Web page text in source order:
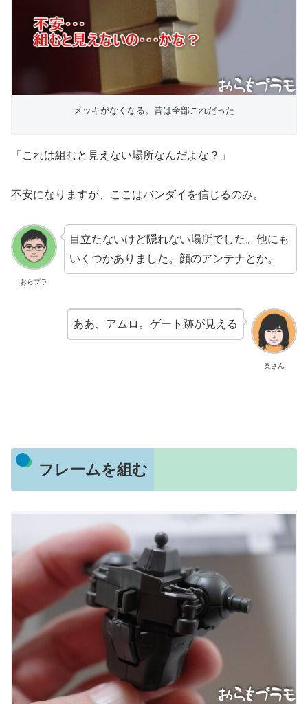
メッキがなくなる。昔は全部これだった
「これは組むと見えない場所なんだよな？」
不安になりますが、ここはバンダイを信じるのみ。
おらプラ
目立たないけど隠れない場所でした。他にも
いくつかありました。顔のアンテナとか。
奥さん
ああ、アムロ。ゲート跡が見える
フレームを組む